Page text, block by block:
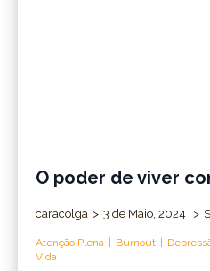
O poder de viver
caracolga 3 de Maio, 2024
Atenção Plena Burnout
Vida